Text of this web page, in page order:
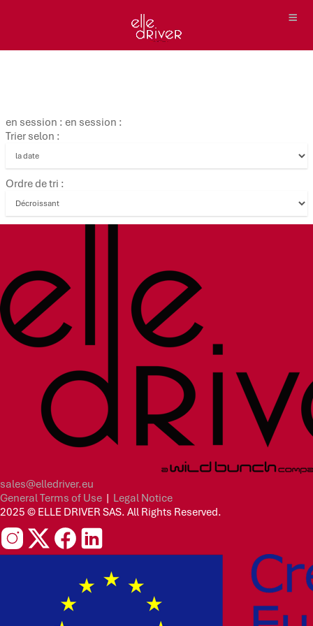
en session : en session :
Trier selon :
Ordre de tri :
sales@elledriver.eu
General Terms of Use | Legal Notice
2025 © ELLE DRIVER SAS. All Rights Reserved.